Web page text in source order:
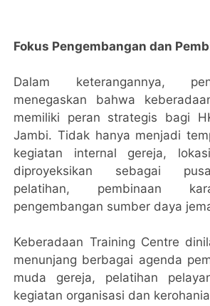
Fokus Pengembangan dan
Dalam keterangannya,
menegaskan bahwa
memiliki peran strategis bagi
Jambi. Tidak hanya menjadi
kegiatan internal gereja,
diproyeksikan sebagai
pelatihan, pembinaan
pengembangan sumber daya
Keberadaan Training Centre
menunjang berbagai agenda
muda gereja, pelatihan
kegiatan organisasi dan